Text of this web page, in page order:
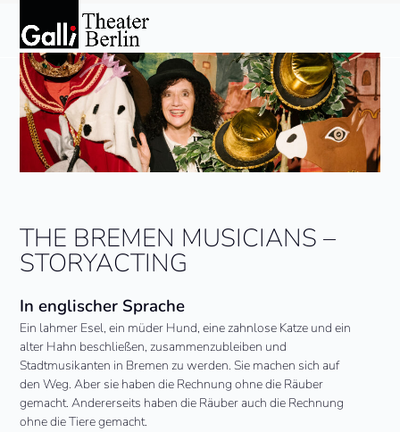
mobile
menu
mobile
menu
THE BREMEN MUSICIANS –
STORYACTING
In englischer Sprache
Ein lahmer Esel, ein müder Hund, eine zahnlose Katze und ein
alter Hahn beschließen, zusammenzubleiben und
Stadtmusikanten in Bremen zu werden. Sie machen sich auf
den Weg. Aber sie haben die Rechnung ohne die Räuber
gemacht. Andererseits haben die Räuber auch die Rechnung
ohne die Tiere gemacht.